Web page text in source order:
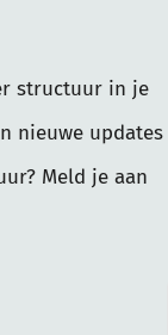
structuur in je
nieuwe updates
Meld je aan